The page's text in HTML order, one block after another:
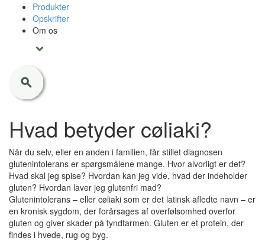
Produkter
Opskrifter
Om os
Hvad betyder cøliaki?
Når du selv, eller en anden i familien, får stillet diagnosen
glutenintolerans er spørgsmålene mange. Hvor alvorligt er det?
Hvad skal jeg spise? Hvordan kan jeg vide, hvad der indeholder
gluten? Hvordan laver jeg glutenfri mad?
Glutenintolerans – eller cøliaki som er det latinsk afledte navn – er
en kronisk sygdom, der forårsages af overfølsomhed overfor
gluten og giver skader på tyndtarmen. Gluten er et protein, der
findes i hvede, rug og byg.